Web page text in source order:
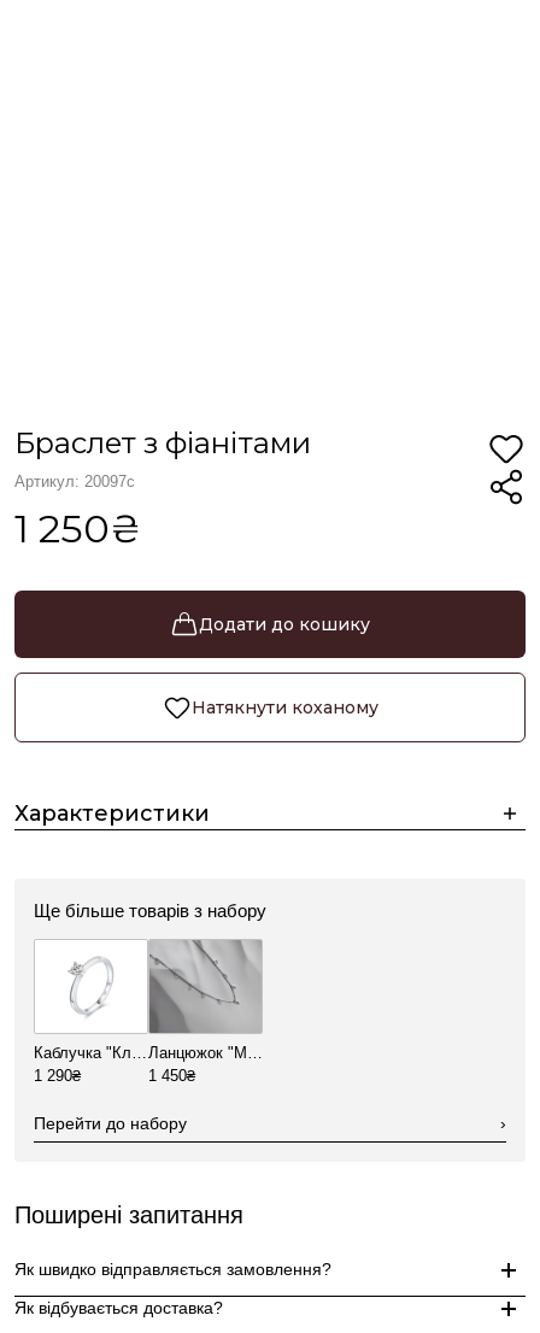
Браслет з фіанітами
Артикул: 20097с
1 250₴
Додати до кошику
Натякнути коханому
Характеристики
Ще більше товарів з набору
Каблучка "Класика"
1 290₴
Ланцюжок "Міні кристали"
1 450₴
Перейти до набору ›
Поширені запитання
Як швидко відправляється замовлення?
Як відбувається доставка?